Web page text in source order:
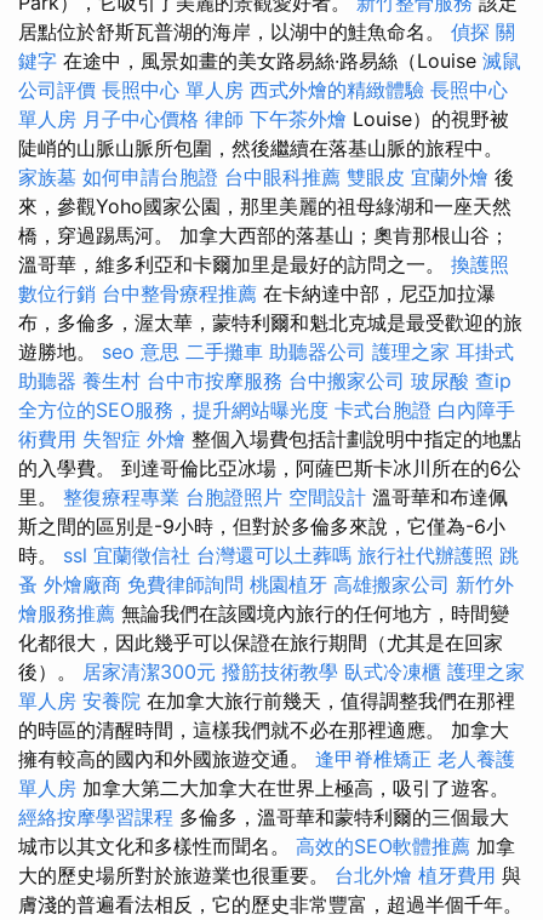
居點位於舒斯瓦普湖的海岸，以湖中的鮭魚命名。 偵探 關
鍵字 在途中，風景如畫的美女路易絲·路易絲（Louise 滅鼠
公司評價 長照中心 單人房 西式外燴的精緻體驗 長照中心
單人房 月子中心價格 律師 下午茶外燴 Louise）的視野被
陡峭的山脈山脈所包圍，然後繼續在落基山脈的旅程中。
家族墓 如何申請台胞證 台中眼科推薦 雙眼皮 宜蘭外燴 後
來，參觀Yoho國家公園，那里美麗的祖母綠湖和一座天然
橋，穿過踢馬河。 加拿大西部的落基山；奧肯那根山谷；
溫哥華，維多利亞和卡爾加里是最好的訪問之一。 換護照
數位行銷 台中整骨療程推薦 在卡納達中部，尼亞加拉瀑
布，多倫多，渥太華，蒙特利爾和魁北克城是最受歡迎的旅
遊勝地。 seo 意思 二手攤車 助聽器公司 護理之家 耳掛式
助聽器 養生村 台中市按摩服務 台中搬家公司 玻尿酸 查ip
全方位的SEO服務，提升網站曝光度 卡式台胞證 白內障手
術費用 失智症 外燴 整個入場費包括計劃說明中指定的地點
的入學費。 到達哥倫比亞冰場，阿薩巴斯卡冰川所在的6公
里。 整復療程專業 台胞證照片 空間設計 溫哥華和布達佩
斯之間的區別是-9小時，但對於多倫多來說，它僅為-6小
時。 ssl 宜蘭徵信社 台灣還可以土葬嗎 旅行社代辦護照 跳
蚤 外燴廠商 免費律師詢問 桃園植牙 高雄搬家公司 新竹外
燴服務推薦 無論我們在該國境內旅行的任何地方，時間變
化都很大，因此幾乎可以保證在旅行期間（尤其是在回家
後）。 居家清潔300元 撥筋技術教學 臥式冷凍櫃 護理之家
單人房 安養院 在加拿大旅行前幾天，值得調整我們在那裡
的時區的清醒時間，這樣我們就不必在那裡適應。 加拿大
擁有較高的國內和外國旅遊交通。 逢甲脊椎矯正 老人養護
單人房 加拿大第二大加拿大在世界上極高，吸引了遊客。
經絡按摩學習課程 多倫多，溫哥華和蒙特利爾的三個最大
城市以其文化和多樣性而聞名。 高效的SEO軟體推薦 加拿
大的歷史場所對於旅遊業也很重要。 台北外燴 植牙費用 與
膚淺的普遍看法相反，它的歷史非常豐富，超過半個千年。